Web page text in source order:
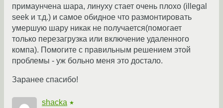
примаунчена шара, линуху стает очень плохо (illegal
seek и т.д.) и самое обидное что размонтировать
умершую шару никак не получается(помогает
только перезагрузка или включение удаленного
компа). Помогите с правильным решением этой
проблемы - уж больно меня это достало.
Заранее спасибо!
shacka ★